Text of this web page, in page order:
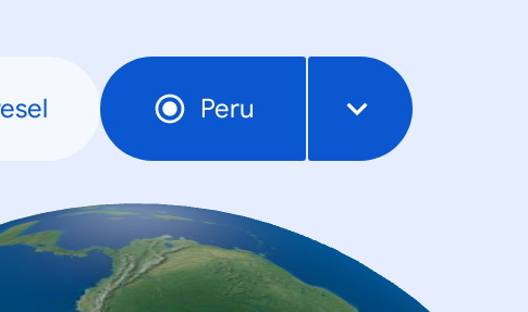
Peru